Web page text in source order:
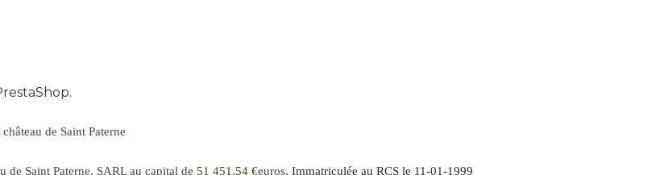
de Saint Paterne
de Saint Paterne, SARL au capital de 51 451,54 €euros,Immatriculée au RCS le 11-01-1999